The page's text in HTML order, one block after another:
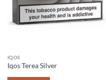
IQOS
Iqos Terea Silver